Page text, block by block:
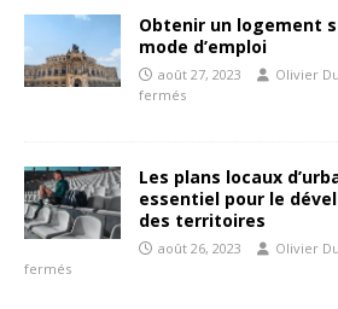
Obtenir un logement
mode d’emploi
août 27, 2023 Olivier
fermés
Les plans locaux
essentiel pour le
des territoires
août 26, 2023 Olivier
fermés